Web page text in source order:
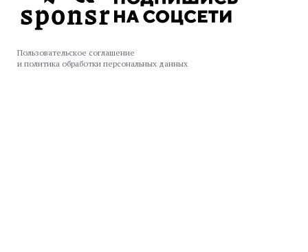
Пользовательское соглашение
и политика обработки персональных данных